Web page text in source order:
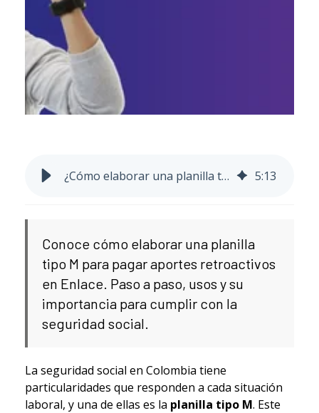
¿Cómo elaborar una planilla tipo M en Enlace y por qué es importante? 5:13
Conoce cómo elaborar una planilla
tipo M para pagar aportes retroactivos
en Enlace. Paso a paso, usos y su
importancia para cumplir con la
seguridad social.
La seguridad social en Colombia tiene
particularidades que responden a cada situación
laboral, y una de ellas es la planilla tipo M. Este